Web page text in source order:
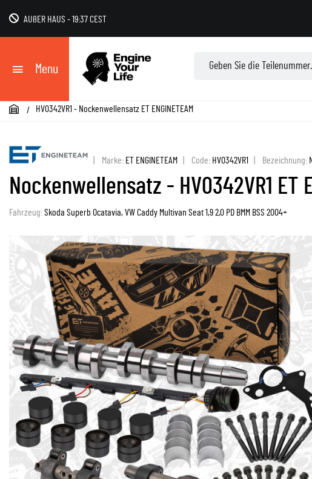
AUßER HAUS -19:37 CEST
Menu
HV0342VR1 - Nockenwellensatz ET ENGINETEAM
Marke: ET ENGINETEAM Code: HV0342VR1 Bezeichnung:
Nockenwellensatz - HV0342VR1 ET
Fahrzeug:Skoda Superb Ocatavia, VW Caddy Multivan Seat 1,9 2,0 PD BMM BSS 2004+